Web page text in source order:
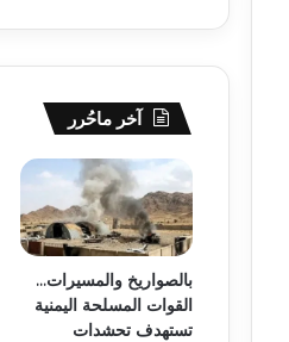
آخر ماحُرر
بالصواريخ والمسيرات…
القوات المسلحة اليمنية
تستهدف تحشدات